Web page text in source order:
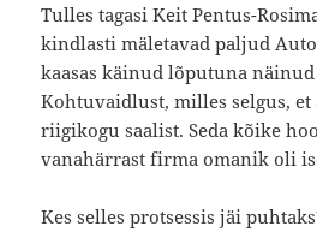
Tulles tagasi Keit Pentus-
kindlasti mäletavad paljud
kaasas käinud lõputuna
Kohtuvaidlust, milles selgus,
riigikogu saalist. Seda kõike
vanahärrast firma omanik oli
Kes selles protsessis jäi